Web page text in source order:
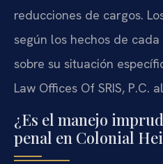
reducciones de cargos.
según los hechos de
sobre su situación
Law Offices Of SRIS, P.C.
¿Es el manejo
penal en Colonial